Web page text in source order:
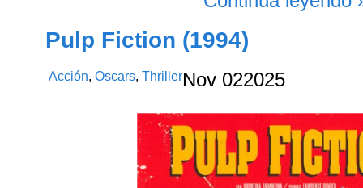
Pulp Fiction (1994)
Acción,Oscars,ThrillerNov 022025